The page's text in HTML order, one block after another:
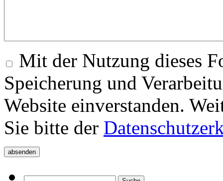
Mit der Nutzung dieses
Speicherung und
Website einverstanden.
Sie bitte der